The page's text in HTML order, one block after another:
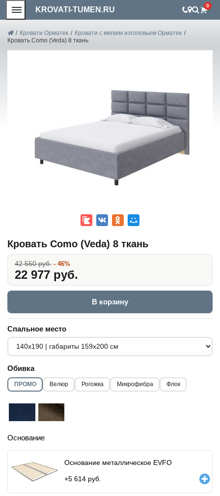
KROVATI-TUMEN.RU 0
/ Кровати Орматек / Кровати с мягким изголовьем Орматек /
Кровать Como (Veda) 8 ткань
Кровать Como (Veda) 8 ткань
42 550 руб. - 46%
22 977 руб.
В корзину
Спальное место
Обивка
ПРОМО Велюр Рогожка Микрофибра Флок
Основание
Основание металлическое EVFO
+5 614 руб.